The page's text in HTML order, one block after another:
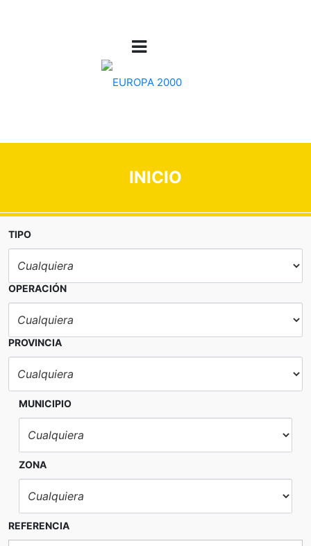
INICIO
TIPO
OPERACIÓN
PROVINCIA
MUNICIPIO
ZONA
REFERENCIA